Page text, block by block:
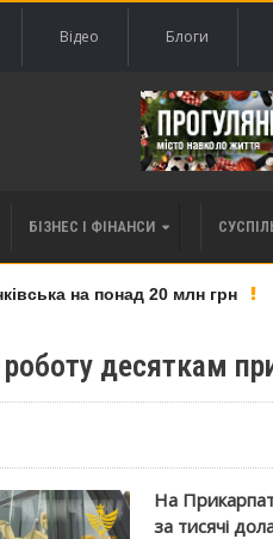
Відео Блоги
БІЗНЕС І ФІНАНСИ
на понад 20 млн грн
десяткам
На
за тисячі